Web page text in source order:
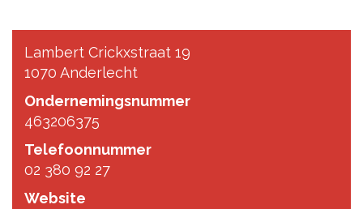
Lambert Crickxstraat 19
1070 Anderlecht
Ondernemingsnummer
463206375
Telefoonnummer
02 380 92 27
Website